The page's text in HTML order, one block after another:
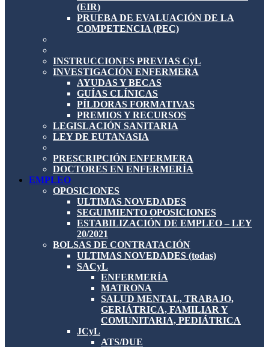
(EIR)
PRUEBA DE EVALUACIÓN DE LA
COMPETENCIA (PEC)
INSTRUCCIONES PREVIAS CyL
INVESTIGACIÓN ENFERMERA
AYUDAS Y BECAS
GUÍAS CLÍNICAS
PÍLDORAS FORMATIVAS
PREMIOS Y RECURSOS
LEGISLACIÓN SANITARIA
LEY DE EUTANASIA
PRESCRIPCIÓN ENFERMERA
DOCTORES EN ENFERMERÍA
EMPLEO
OPOSICIONES
ULTIMAS NOVEDADES
SEGUIMIENTO OPOSICIONES
ESTABILIZACIÓN DE EMPLEO – LEY
20/2021
BOLSAS DE CONTRATACIÓN
ULTIMAS NOVEDADES (todas)
SACyL
ENFERMERÍA
MATRONA
SALUD MENTAL, TRABAJO,
GERIÁTRICA, FAMILIAR Y
COMUNITARIA, PEDIÁTRICA
JCyL
ATS/DUE